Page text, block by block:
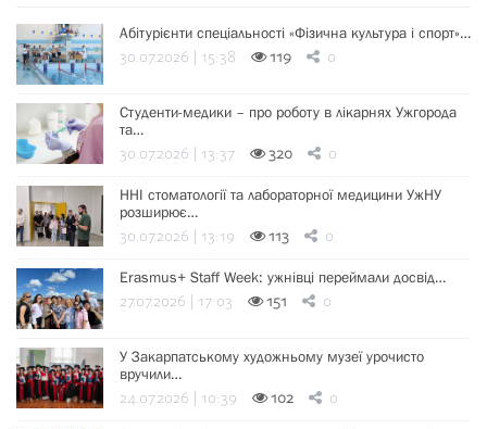
Абітурієнти спеціальності «Фізична культура і спорт»…
30.07.2026 | 15:38 119 0
Студенти-медики – про роботу в лікарнях Ужгорода
та…
30.07.2026 | 13:37 320 0
ННІ стоматології та лабораторної медицини УжНУ
розширює…
30.07.2026 | 13:19 113 0
Erasmus+ Staff Week: ужнівці переймали досвід…
27.07.2026 | 17:03 151 0
У Закарпатському художньому музеї урочисто
вручили…
24.07.2026 | 10:39 102 0